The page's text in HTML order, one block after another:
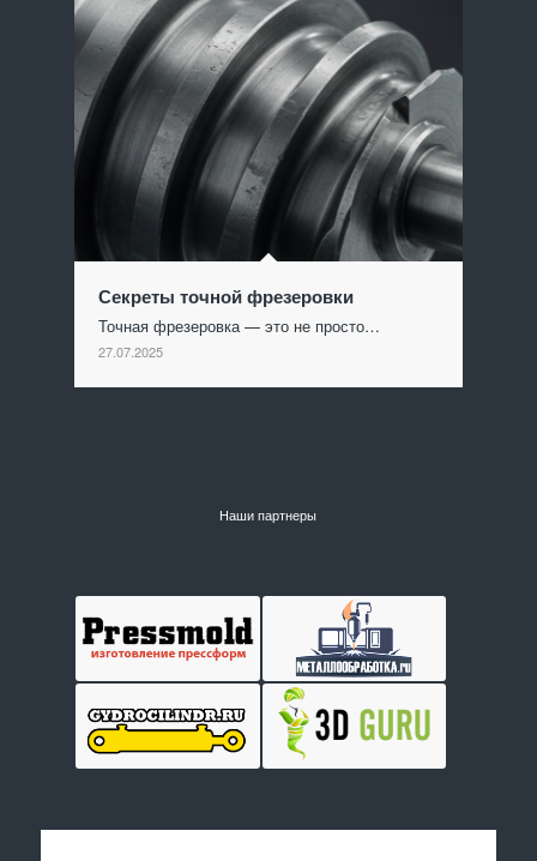
Секреты точной фрезеровки
Точная фрезеровка — это не просто…
27.07.2025
Наши партнеры